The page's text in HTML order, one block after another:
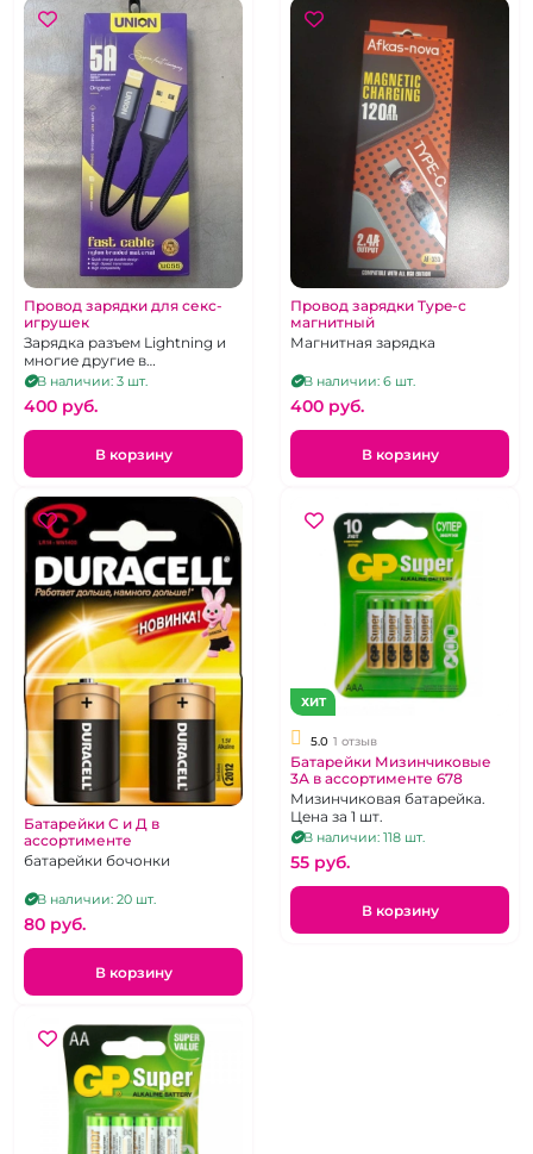
Провод зарядки для секс-
игрушек
Зарядка разъем Lightning и
многие другие в
ассортименте
В наличии: 3 шт.
400 pуб.
В корзину
Провод зарядки Type-c
магнитный
Магнитная зарядка
В наличии: 6 шт.
400 pуб.
В корзину
Батарейки С и Д в
ассортименте
батарейки бочонки
В наличии: 20 шт.
80 pуб.
В корзину
ХИТ
5.0 1 отзыв
Батарейки Мизинчиковые
3А в ассортименте 678
Мизинчиковая батарейка.
Цена за 1 шт.
В наличии: 118 шт.
55 pуб.
В корзину